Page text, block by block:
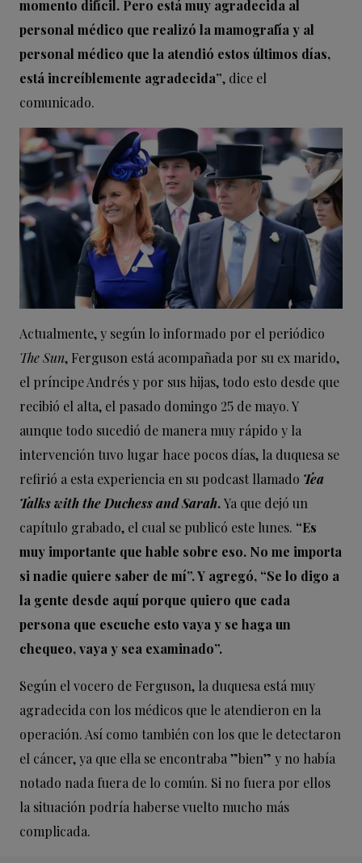
momento difícil. Pero está muy agradecida al
personal médico que realizó la mamografía y al
personal médico que la atendió estos últimos días,
está increíblemente agradecida”, dice el
comunicado.
Actualmente, y según lo informado por el periódico
The Sun, Ferguson está acompañada por su ex marido,
el príncipe Andrés y por sus hijas, todo esto desde que
recibió el alta, el pasado domingo 25 de mayo. Y
aunque todo sucedió de manera muy rápido y la
intervención tuvo lugar hace pocos días, la duquesa se
refirió a esta experiencia en su podcast llamado Tea
Talks with the Duchess and Sarah.Ya que dejó un
capítulo grabado, el cual se publicó este lunes. “Es
muy importante que hable sobre eso. No me importa
si nadie quiere saber de mí”. Y agregó, “Se lo digo a
la gente desde aquí porque quiero que cada
persona que escuche esto vaya y se haga un
chequeo, vaya y sea examinado”.
Según el vocero de Ferguson, la duquesa está muy
agradecida con los médicos que le atendieron en la
operación. Así como también con los que le detectaron
el cáncer, ya que ella se encontraba ”bien” y no había
notado nada fuera de lo común. Si no fuera por ellos
la situación podría haberse vuelto mucho más
complicada.